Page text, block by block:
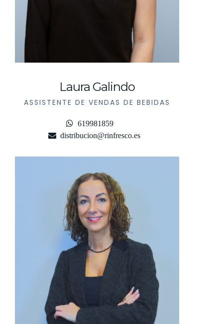
Laura Galindo
ASSISTENTE DE VENDAS DE BEBIDAS
619981859
distribucion@rinfresco.es